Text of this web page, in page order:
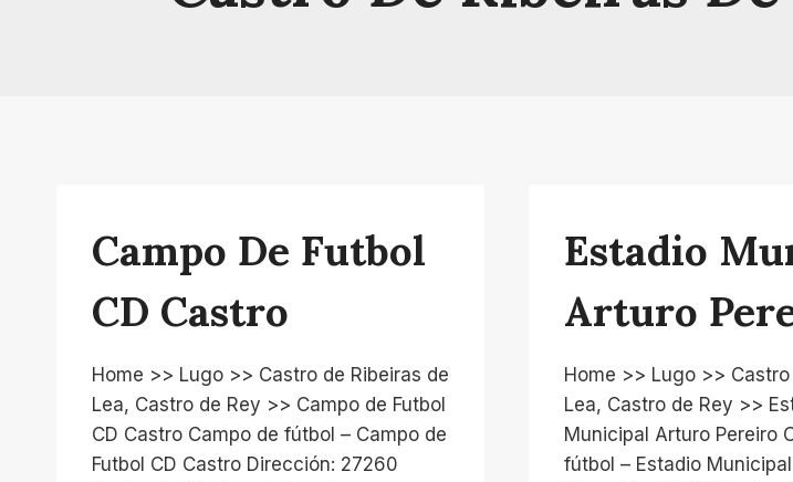
Campo De Futbol
CD Castro
Home >> Lugo >> Castro de Ribeiras de
Lea, Castro de Rey >> Campo de Futbol
CD Castro Campo de fútbol – Campo de
Futbol CD Castro Dirección: 27260
Estadio
Arturo
Home >> Lugo >>
Lea, Castro de Rey >>
Municipal Arturo Pereiro
fútbol – Estadio